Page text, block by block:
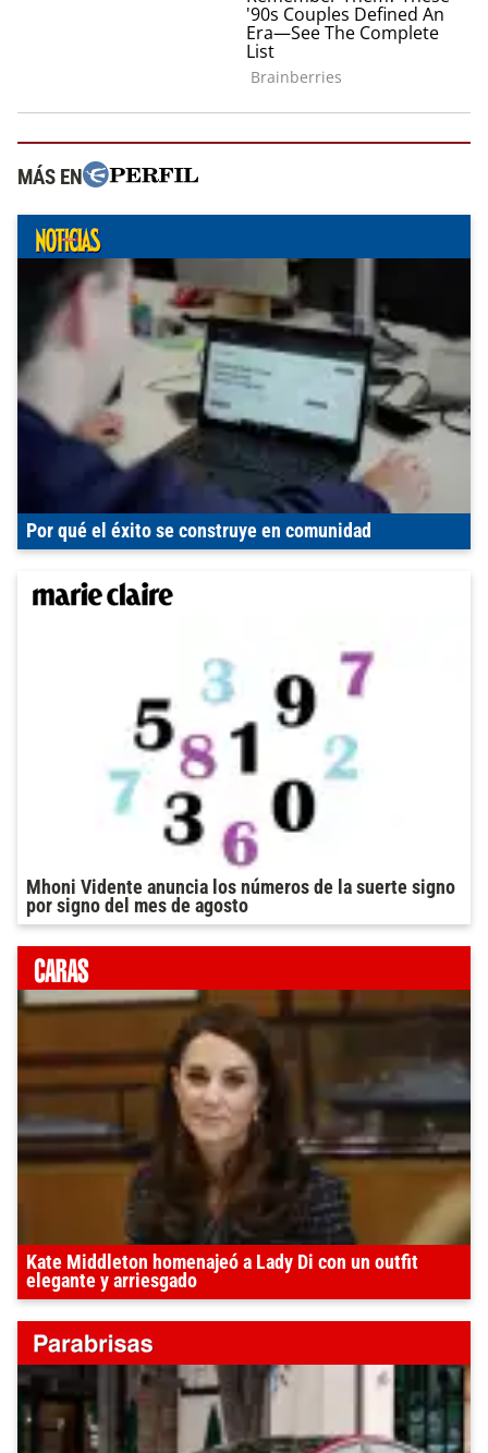
MÁS EN
Por qué el éxito se construye en comunidad
Mhoni Vidente anuncia los números de la suerte signo
por signo del mes de agosto
Kate Middleton homenajeó a Lady Di con un outfit
elegante y arriesgado